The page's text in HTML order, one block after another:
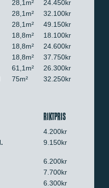
28,1m²
24.450kr
28,1m²
32.100kr
28,1m²
49.150kr
18,8m²
18.100kr
18,8m²
24.600kr
18,8m²
37.750kr
61,1m²
26.300kr
75m² 32.250kr
RIKTPRIS
4.200kr
9.150kr
6.200kr
7.700kr
6.300kr